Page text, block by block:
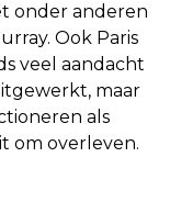
onder anderen
Ook Paris
veel aandacht
maar
als
om overleven.